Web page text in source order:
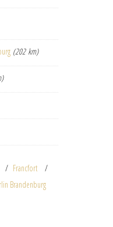
(202 km)
Francfort
Brandenburg